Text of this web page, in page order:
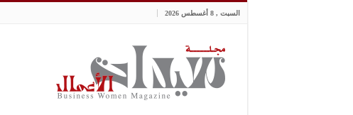
السبت , 8 أغسطس 2026